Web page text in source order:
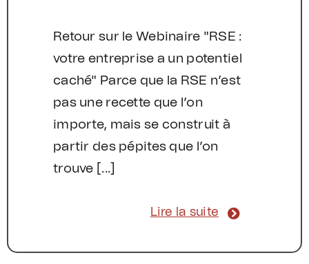
Retour sur le Webinaire "RSE :
votre entreprise a un potentiel
caché" Parce que la RSE n’est
pas une recette que l’on
importe, mais se construit à
partir des pépites que l’on
trouve [...]
Lire la suite